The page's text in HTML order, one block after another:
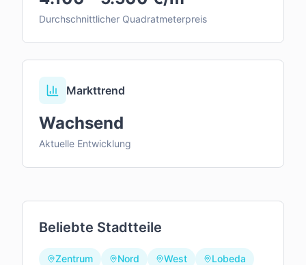
Durchschnittlicher Quadratmeterpreis
Markttrend
Wachsend
Aktuelle Entwicklung
Beliebte Stadtteile
Zentrum Nord West Lobeda